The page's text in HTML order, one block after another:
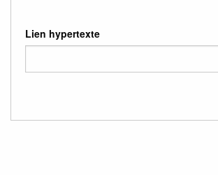
Lien hypertexte